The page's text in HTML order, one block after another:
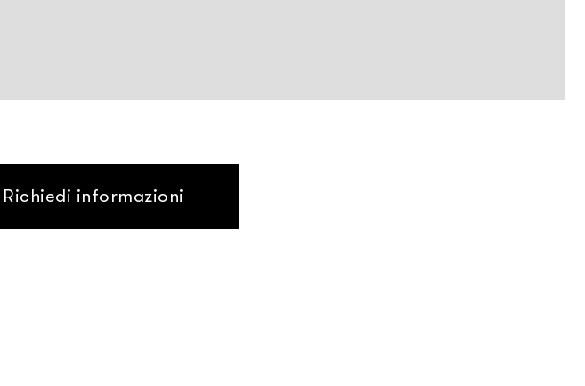
Richiedi informazioni